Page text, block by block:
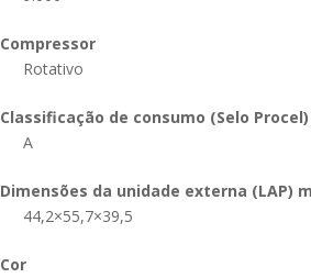
Compressor
Rotativo
Classificação de consumo (Selo Procel)
A
Dimensões da unidade externa (LAP)
44,2×55,7×39,5
Cor